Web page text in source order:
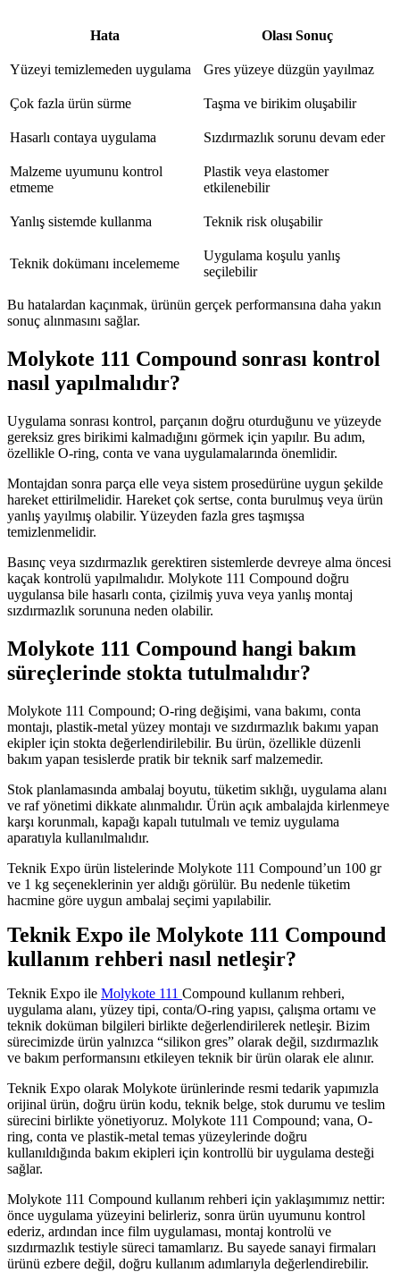
Hata Olası Sonuç
Yüzeyi temizlemeden uygulama Gres yüzeye düzgün yayılmaz
Çok fazla ürün sürme Taşma ve birikim oluşabilir
Hasarlı contaya uygulama Sızdırmazlık sorunu devam eder
Malzeme uyumunu kontrol
etmeme
Plastik veya elastomer
etkilenebilir
Yanlış sistemde kullanma Teknik risk oluşabilir
Teknik dokümanı incelememe
Uygulama koşulu yanlış
seçilebilir
Bu hatalardan kaçınmak, ürünün gerçek performansına daha yakın
sonuç alınmasını sağlar.
Molykote 111 Compound sonrası kontrol
nasıl yapılmalıdır?
Uygulama sonrası kontrol, parçanın doğru oturduğunu ve yüzeyde
gereksiz gres birikimi kalmadığını görmek için yapılır. Bu adım,
özellikle O-ring, conta ve vana uygulamalarında önemlidir.
Montajdan sonra parça elle veya sistem prosedürüne uygun şekilde
hareket ettirilmelidir. Hareket çok sertse, conta burulmuş veya ürün
yanlış yayılmış olabilir. Yüzeyden fazla gres taşmışsa
temizlenmelidir.
Basınç veya sızdırmazlık gerektiren sistemlerde devreye alma öncesi
kaçak kontrolü yapılmalıdır. Molykote 111 Compound doğru
uygulansa bile hasarlı conta, çizilmiş yuva veya yanlış montaj
sızdırmazlık sorununa neden olabilir.
Molykote 111 Compound hangi bakım
süreçlerinde stokta tutulmalıdır?
Molykote 111 Compound; O-ring değişimi, vana bakımı, conta
montajı, plastik-metal yüzey montajı ve sızdırmazlık bakımı yapan
ekipler için stokta değerlendirilebilir. Bu ürün, özellikle düzenli
bakım yapan tesislerde pratik bir teknik sarf malzemedir.
Stok planlamasında ambalaj boyutu, tüketim sıklığı, uygulama alanı
ve raf yönetimi dikkate alınmalıdır. Ürün açık ambalajda kirlenmeye
karşı korunmalı, kapağı kapalı tutulmalı ve temiz uygulama
aparatıyla kullanılmalıdır.
Teknik Expo ürün listelerinde Molykote 111 Compound’un 100 gr
ve 1 kg seçeneklerinin yer aldığı görülür. Bu nedenle tüketim
hacmine göre uygun ambalaj seçimi yapılabilir.
Teknik Expo ile Molykote 111 Compound
kullanım rehberi nasıl netleşir?
Teknik Expo ile Molykote 111 Compound kullanım rehberi,
uygulama alanı, yüzey tipi, conta/O-ring yapısı, çalışma ortamı ve
teknik doküman bilgileri birlikte değerlendirilerek netleşir. Bizim
sürecimizde ürün yalnızca “silikon gres” olarak değil, sızdırmazlık
ve bakım performansını etkileyen teknik bir ürün olarak ele alınır.
Teknik Expo olarak Molykote ürünlerinde resmi tedarik yapımızla
orijinal ürün, doğru ürün kodu, teknik belge, stok durumu ve teslim
sürecini birlikte yönetiyoruz. Molykote 111 Compound; vana, O-
ring, conta ve plastik-metal temas yüzeylerinde doğru
kullanıldığında bakım ekipleri için kontrollü bir uygulama desteği
sağlar.
Molykote 111 Compound kullanım rehberi için yaklaşımımız nettir:
önce uygulama yüzeyini belirleriz, sonra ürün uyumunu kontrol
ederiz, ardından ince film uygulaması, montaj kontrolü ve
sızdırmazlık testiyle süreci tamamlarız. Bu sayede sanayi firmaları
ürünü ezbere değil, doğru kullanım adımlarıyla değerlendirebilir.